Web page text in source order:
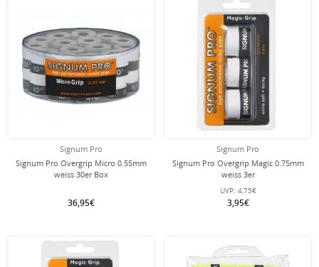
Signum Pro
Signum Pro Overgrip Micro 0.55mm
weiss 30er Box
36,95€
Signum Pro
Signum Pro Overgrip Magic 0.75mm
weiss 3er
UVP: 4,75€
3,95€